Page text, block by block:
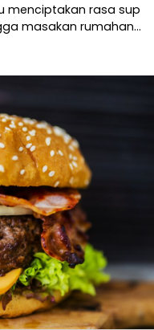
menciptakan rasa sup
masakan rumahan…